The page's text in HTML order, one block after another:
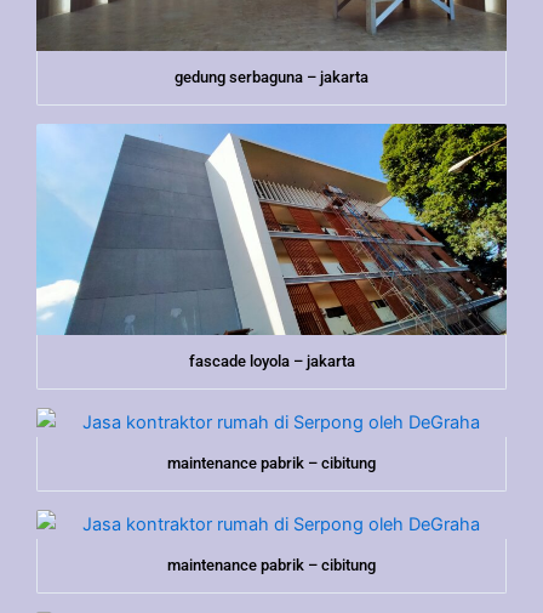
gedung serbaguna – jakarta
fascade loyola – jakarta
maintenance pabrik – cibitung
maintenance pabrik – cibitung